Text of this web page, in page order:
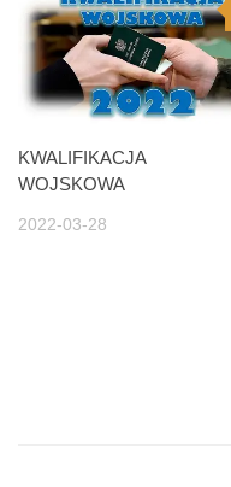
KWALIFIKACJA
WOJSKOWA
2022-03-28